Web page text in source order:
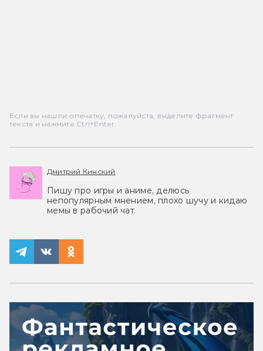
Если вы нашли опечатку, пожалуйста, выделите фрагмент
текста и нажмите Ctrl+Enter.
Дмитрий Кинский
Пишу про игры и аниме, делюсь
непопулярным мнением, плохо шучу и кидаю
мемы в рабочий чат.